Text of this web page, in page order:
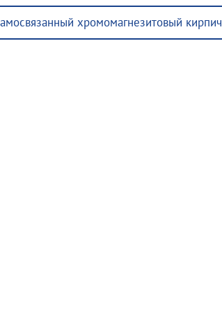
хромомагнезитовый кирпич